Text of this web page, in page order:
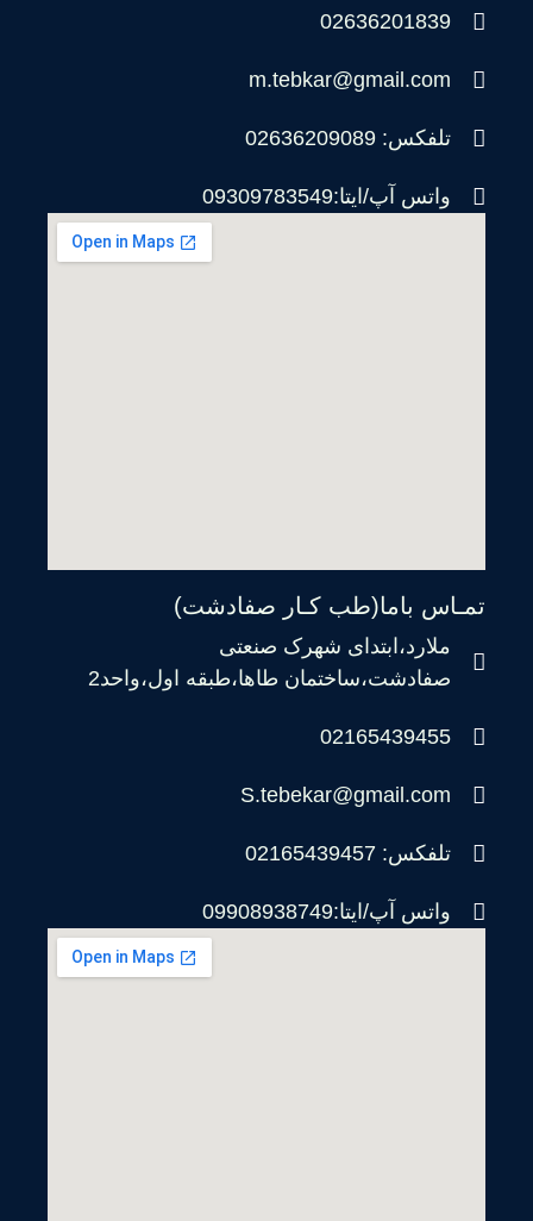
02636201839
m.tebkar@gmail.com
تلفکس: 02636209089
واتس آپ/ایتا:09309783549
تمـاس باما(طب کـار صفادشت)
ملارد،ابتدای شهرک صنعتی
صفادشت،ساختمان طاها،طبقه اول،واحد2
02165439455
S.tebekar@gmail.com
تلفکس: 02165439457
واتس آپ/ایتا:09908938749